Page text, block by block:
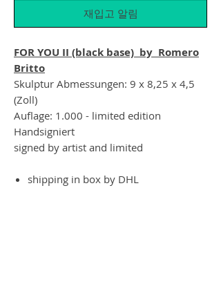
재입고 알림
FOR YOU II (black base) by Romero
Britto
Skulptur Abmessungen: 9 x 8,25 x 4,5
(Zoll)
Auflage: 1.000 - limited edition
Handsigniert
signed by artist and limited
shipping in box by DHL